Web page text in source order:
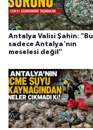
Antalya Valisi Şahin: "Bu
sadece Antalya'nın
meselesi değil"